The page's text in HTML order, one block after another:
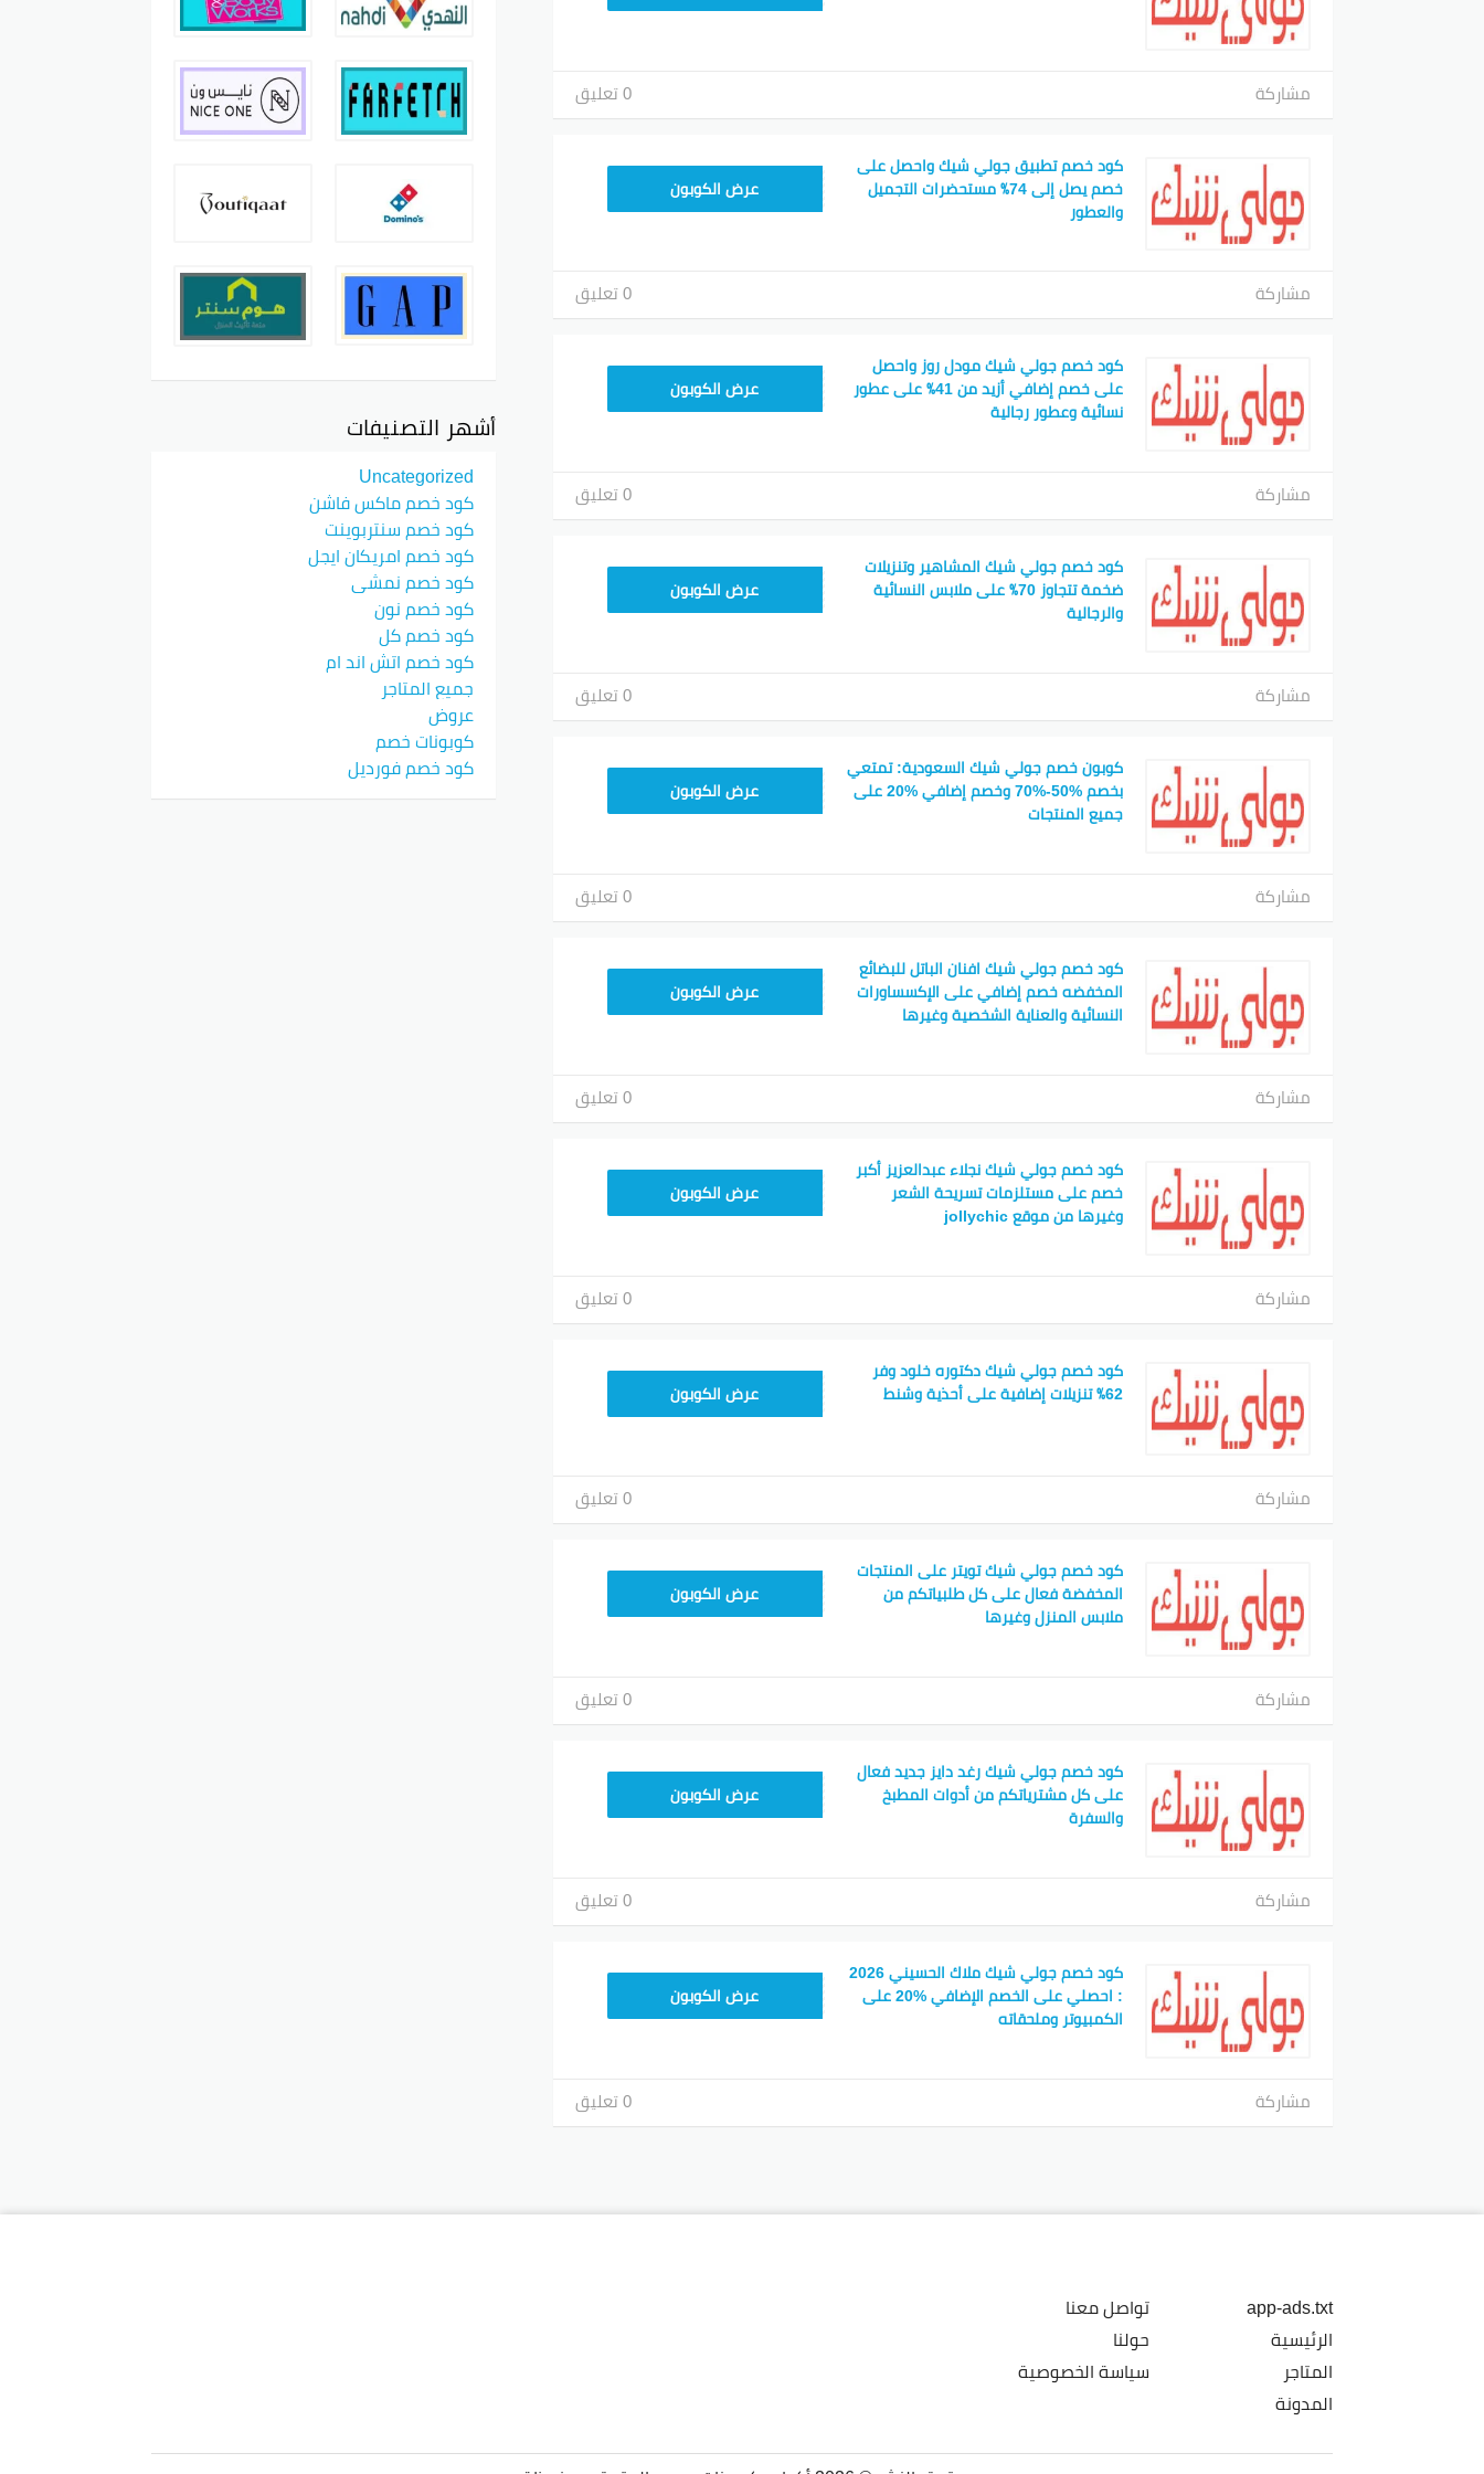
مشاركة 0 تعليق
كود خصم تطبيق جولي شيك واحصل على
خصم يصل إلى 74٪ مستحضرات التجميل
والعطور
JLC32عرض الكوبون
مشاركة 0 تعليق
كود خصم جولي شيك مودل روز واحصل
على خصم إضافي أزيد من 41٪ على عطور
نسائية وعطور رجالية
CPJ15عرض الكوبون
مشاركة 0 تعليق
كود خصم جولي شيك المشاهير وتنزيلات
ضخمة تتجاوز 70٪ على ملابس النسائية
والرجالية
JLC32عرض الكوبون
مشاركة 0 تعليق
كوبون خصم جولي شيك السعودية: تمتعي
بخصم %50-%70 وخصم إضافي %20 على
جميع المنتجات
CPJ15عرض الكوبون
مشاركة 0 تعليق
كود خصم جولي شيك افنان الباتل للبضائع
المخفضه خصم إضافي على الإكسساورات
النسائية والعناية الشخصية وغيرها
CPJ15عرض الكوبون
مشاركة 0 تعليق
كود خصم جولي شيك نجلاء عبدالعزيز أكبر
خصم على مستلزمات تسريحة الشعر
وغيرها من موقع jollychic
CPJ15عرض الكوبون
مشاركة 0 تعليق
كود خصم جولي شيك دكتوره خلود وفر
62٪ تنزيلات إضافية على أحذية وشنط
CPJ15عرض الكوبون
مشاركة 0 تعليق
كود خصم جولي شيك تويتر على المنتجات
المخفضة فعال على كل طلبياتكم من
ملابس المنزل وغيرها
CPJ15عرض الكوبون
مشاركة 0 تعليق
كود خصم جولي شيك رغد دايز جديد فعال
على كل مشترياتكم من أدوات المطبخ
والسفرة
CPJ15عرض الكوبون
مشاركة 0 تعليق
كود خصم جولي شيك ملاك الحسيني 2026
: احصلي على الخصم الإضافي %20 على
الكمبيوتر وملحقاته
CPJ15عرض الكوبون
مشاركة 0 تعليق
أشهر التصنيفات
Uncategorized
كود خصم ماكس فاشن
كود خصم سنتربوينت
كود خصم امريكان ايجل
كود خصم نمشي
كود خصم نون
كود خصم كل
كود خصم اتش اند ام
جميع المتاجر
عروض
كوبونات خصم
كود خصم فورديل
app-ads.txt
الرئيسية
المتاجر
المدونة
تواصل معنا
حولنا
سياسة الخصوصية